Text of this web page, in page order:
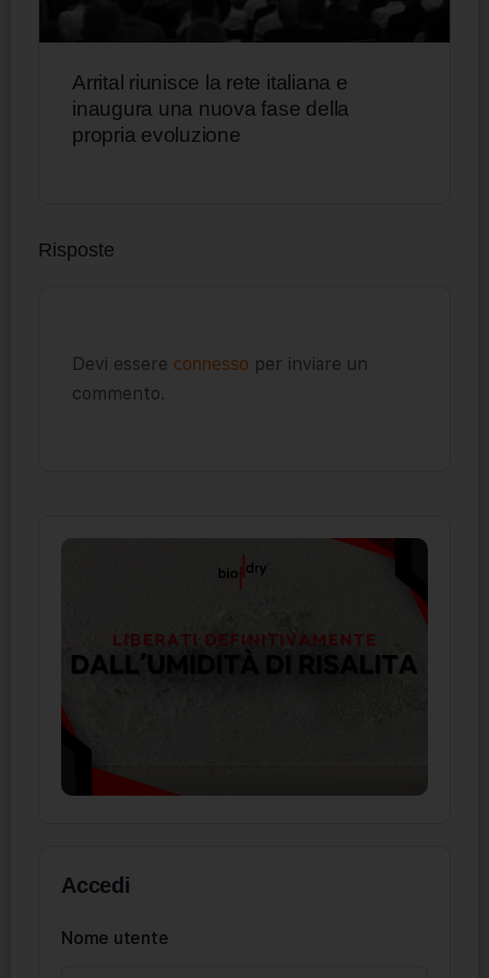
Arrital riunisce la rete italiana e
inaugura una nuova fase della
propria evoluzione
Risposte
Devi essere connesso per inviare un
commento.
Accedi
Nome utente